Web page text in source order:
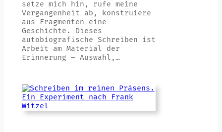
setze mich hin, rufe meine
Vergangenheit ab, konstruiere
aus Fragmenten eine
Geschichte. Dieses
autobiografische Schreiben ist
Arbeit am Material der
Erinnerung – Auswahl,…